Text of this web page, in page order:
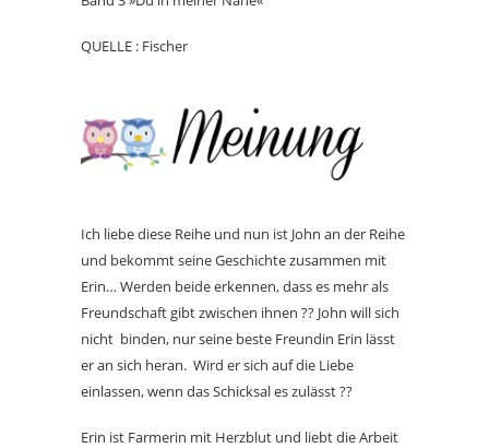
QUELLE : Fischer
Ich liebe diese Reihe und nun ist John an der Reihe
und bekommt seine Geschichte zusammen mit
Erin… Werden beide erkennen, dass es mehr als
Freundschaft gibt zwischen ihnen ?? John will sich
nicht binden, nur seine beste Freundin Erin lässt
er an sich heran. Wird er sich auf die Liebe
einlassen, wenn das Schicksal es zulässt ??
Erin ist Farmerin mit Herzblut und liebt die Arbeit